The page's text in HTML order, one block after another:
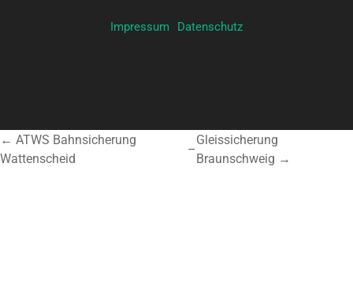
Impressum Datenschutz
← ATWS Bahnsicherung
Wattenscheid
–
Gleissicherung
Braunschweig →